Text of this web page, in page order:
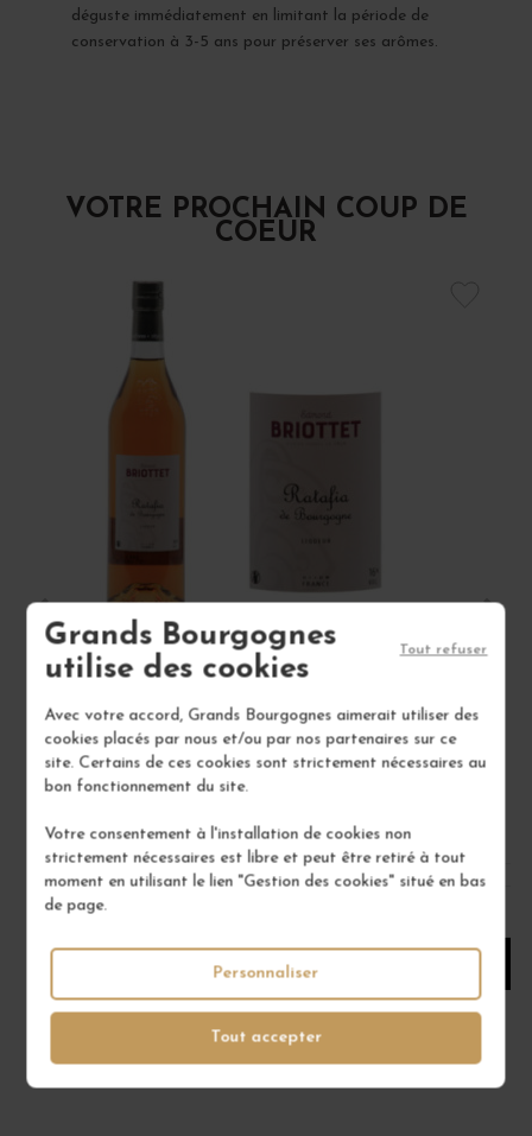
Grands Bourgognes
utilise des cookies
Avec votre accord, Grands Bourgognes aimerait utiliser des
cookies placés par nous et/ou par nos partenaires sur ce
site. Certains de ces cookies sont strictement nécessaires au
bon fonctionnement du site.
Votre consentement à l'installation de cookies non
strictement nécessaires est libre et peut être retiré à tout
moment en utilisant le lien "Gestion des cookies" situé en bas
de page.
Tout accepter
Tout refuser
Personnaliser
déguste immédiatement en limitant la période de
conservation à 3-5 ans pour préserver ses arômes.
VOTRE PROCHAIN COUP DE
COEUR
RATAFIA DE BOURGOGNE
16°
MAISON BRIOTTET
/ 70 cl : Bouteille
AJOUTER AU PANIER